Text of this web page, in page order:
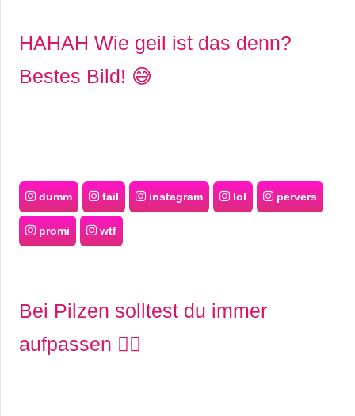
HAHAH Wie geil ist das denn?
Bestes Bild! 😅
dumm fail instagram lol pervers
promi wtf
Bei Pilzen solltest du immer
aufpassen ☝🏻